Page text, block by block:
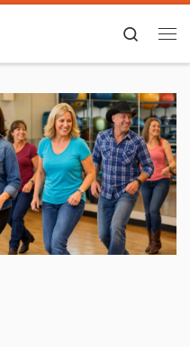
Search